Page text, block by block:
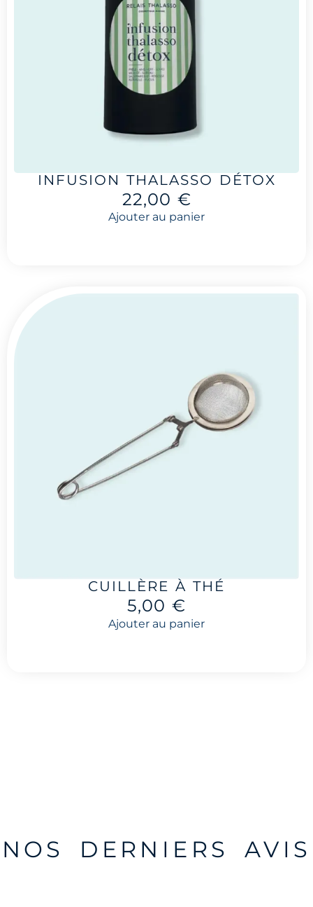
INFUSION THALASSO DÉTOX
22,00 €
Ajouter au panier
CUILLÈRE À THÉ
5,00 €
Ajouter au panier
NOS DERNIERS AVIS